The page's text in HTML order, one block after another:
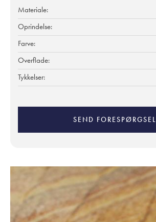
Materiale:
Oprindelse:
Farve:
Overflade:
Tykkelser:
SEND FORESPØRGSEL